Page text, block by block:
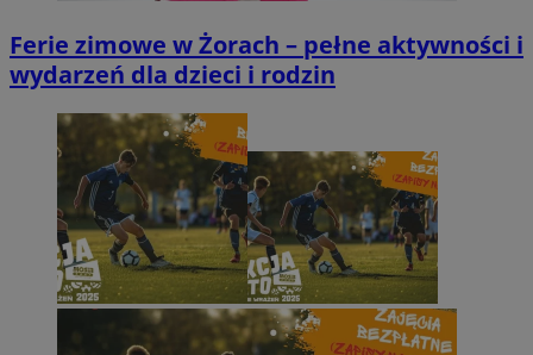
Ferie zimowe w Żorach – pełne aktywności i
wydarzeń dla dzieci i rodzin